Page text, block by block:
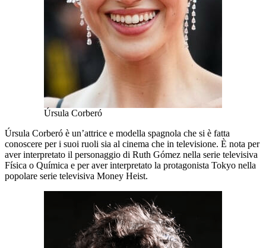
Úrsula Corberó
Úrsula Corberó è un’attrice e modella spagnola che si è fatta
conoscere per i suoi ruoli sia al cinema che in televisione. È nota per
aver interpretato il personaggio di Ruth Gómez nella serie televisiva
Física o Química e per aver interpretato la protagonista Tokyo nella
popolare serie televisiva Money Heist.